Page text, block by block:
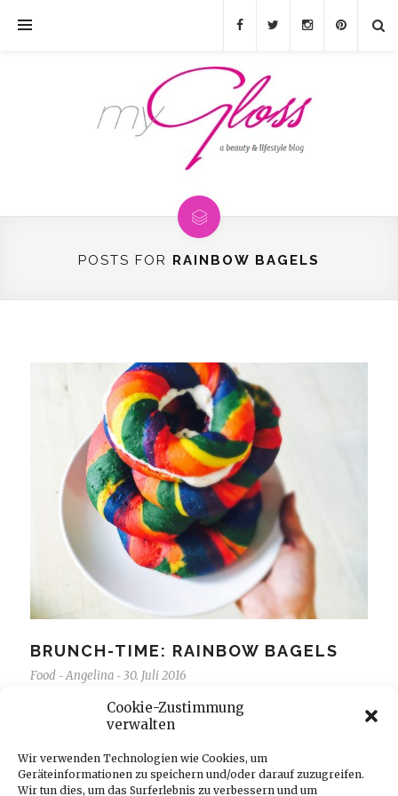
Cookie-Zustimmung
verwalten
Wir verwenden Technologien wie Cookies, um
Geräteinformationen zu speichern und/oder darauf zuzugreifen.
Wir tun dies, um das Surferlebnis zu verbessern und um
POSTS FOR RAINBOW BAGELS
BRUNCH-TIME: RAINBOW BAGELS
Food - Angelina - 30. Juli 2016
Sommer ist warm, Sommer ist schön, Sommer ist
farbenfroh! Das mit dem farbenfroh habe ich diese
Woche wortwörtlich umgesetzt: Ich habe Rainbow Bagels
gebacken! Backen…